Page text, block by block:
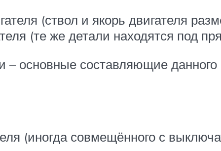
(ствол и якорь двигателя
(те же детали находятся под
– основные составляющие данного
(иногда совмещённого с